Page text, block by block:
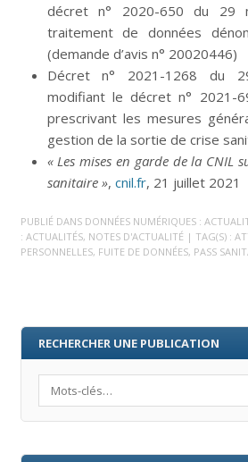
décret n° 2020-650 du 29
traitement de données
(demande d’avis n° 20020446)
Décret n° 2021-1268 du
modifiant le décret n° 2021-
prescrivant les mesures
gestion de la sortie de crise
« Les mises en garde de la CNIL
sanitaire », cnil.fr, 21 juillet 2021
PUBLIÉ DANS DONNÉES NUMÉRIQUES :
: ACTUALITÉS, NOTES D'ACTUALITÉ | TAG(S) :
PERSONNELLES, FUITE DE DONNÉES, PASS
RECHERCHER UNE PUBLICATION